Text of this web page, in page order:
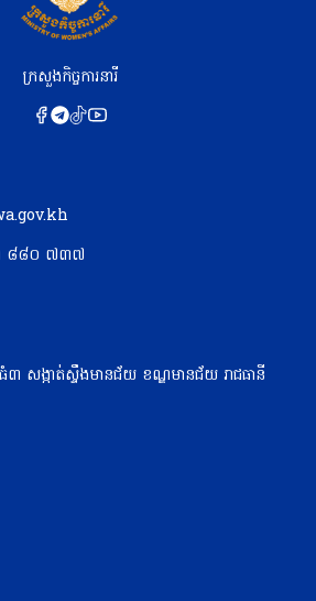
ក្រសួងកិច្ចការនារី
៨៨០ ៧៣៧
៣ សង្កាត់ស្ទឹងមានជ័យ ខណ្ឌមានជ័យ រាជធានី